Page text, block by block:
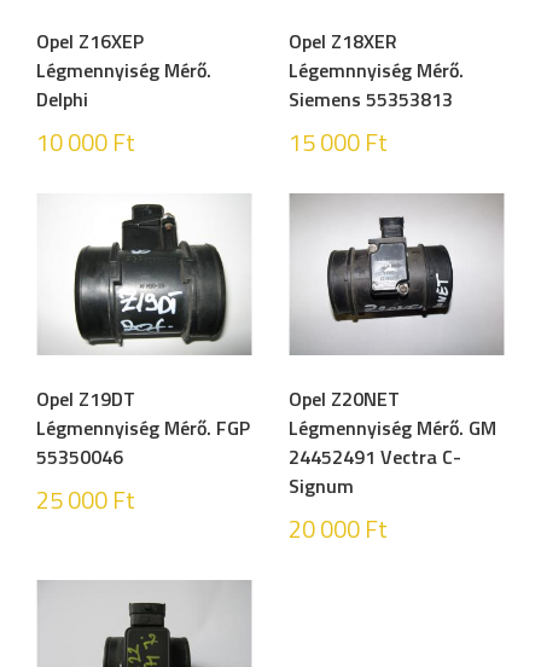
Opel Z16XEP
Légmennyiség Mérő.
Delphi
10 000Ft
Opel Z18XER
Légemnnyiség Mérő.
Siemens 55353813
15 000Ft
Opel Z19DT
Légmennyiség Mérő. FGP
55350046
25 000Ft
Opel Z20NET
Légmennyiség Mérő. GM
24452491 Vectra C-
Signum
20 000Ft